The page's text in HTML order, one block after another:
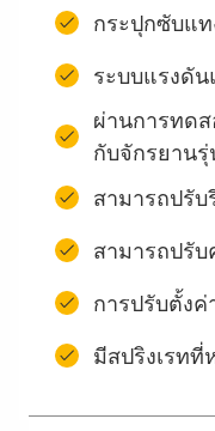
กระปุกซับแ
ระบบแรงดั
ผ่านการทด
กับจักรยาน
สามารถปรับ
สามารถปรั
การปรับตั้งค่
มีสปริงเรทที่